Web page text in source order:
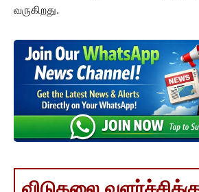
வருகிறது.